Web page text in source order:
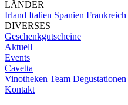
LÄNDER
Irland Italien Spanien Frankreich
DIVERSES
Geschenkgutscheine
Aktuell
Events
Cavetta
Vinotheken Team Degustationen
Kontakt